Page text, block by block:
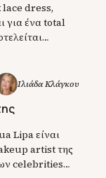
lace dress,
για ένα total
Ιλιάδα Κλάγκου
Lipa είναι
artist της
celebrities